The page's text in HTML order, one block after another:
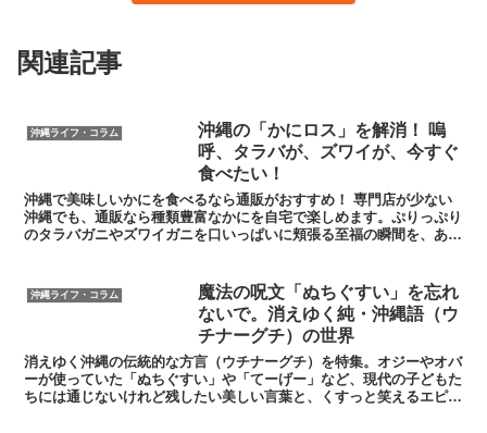
関連記事
沖縄ライフ・コラム
沖縄の「かにロス」を解消！ 嗚
呼、タラバが、ズワイが、今すぐ
食べたい！
沖縄で美味しいかにを食べるなら通販がおすすめ！ 専門店が少ない
沖縄でも、通販なら種類豊富なかにを自宅で楽しめます。ぷりっぷり
のタラバガニやズワイガニを口いっぱいに頬張る至福の瞬間を、あな
沖縄ライフ・コラム
魔法の呪文「ぬちぐすい」を忘れ
ないで。消えゆく純・沖縄語（ウ
チナーグチ）の世界
消えゆく沖縄の伝統的な方言（ウチナーグチ）を特集。オジーやオバ
ーが使っていた「ぬちぐすい」や「てーげー」など、現代の子どもた
ちには通じないけれど残したい美しい言葉と、くすっと笑えるエピソ